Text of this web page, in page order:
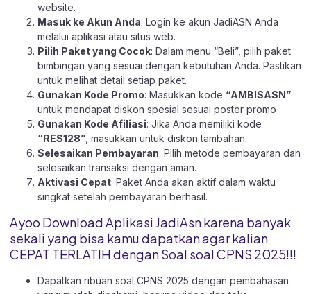
website.
Masuk ke Akun Anda: Login ke akun JadiASN Anda
melalui aplikasi atau situs web.
Pilih Paket yang Cocok: Dalam menu “Beli”, pilih paket
bimbingan yang sesuai dengan kebutuhan Anda. Pastikan
untuk melihat detail setiap paket.
Gunakan Kode Promo: Masukkan kode “AMBISASN”
untuk mendapat diskon spesial sesuai poster promo
Gunakan Kode Afiliasi: Jika Anda memiliki kode
“RES128” , masukkan untuk diskon tambahan.
Selesaikan Pembayaran: Pilih metode pembayaran dan
selesaikan transaksi dengan aman.
Aktivasi Cepat: Paket Anda akan aktif dalam waktu
singkat setelah pembayaran berhasil.
Ayoo Download Aplikasi JadiAsn karena banyak
sekali yang bisa kamu dapatkan agar kalian
CEPAT TERLATIH dengan Soal soal CPNS 2025!!!
Dapatkan ribuan soal CPNS 2025 dengan pembahasan